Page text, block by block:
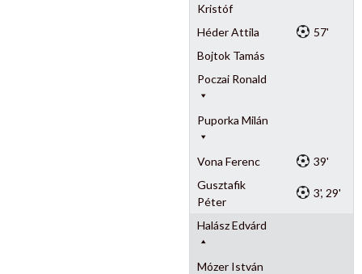
Kristóf
Héder Attila
57'
Bojtok Tamás
Poczai Ronald
Puporka Milán
Vona Ferenc
39'
Gusztafik
Péter
3', 29'
Halász Edvárd
Mózer István